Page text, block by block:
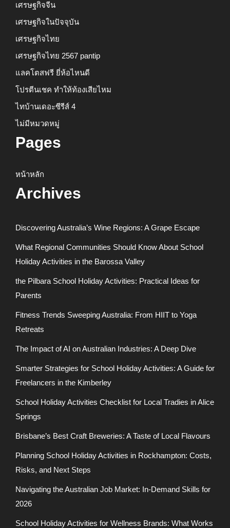
เศรษฐกิจจีน
เศรษฐกิจในปัจจุบัน
เศรษฐกิจไทย
เศรษฐกิจไทย 2567 pantip
แลคโตสฟรี ยี่ห้อไหนดี
โปรตีนเชค ทำให้ท้องเสียไหม
ไทบ้านเดอะซีรีส์ 4
ไม่มีหมวดหมู่
Pages
หน้าหลัก
Archives
Discovering Australia’s Wine Regions: A Grape Escape
What Regional Communities Should Know About School
Holiday Activities in the Barossa Valley
the Pilbara School Holiday Activities: Practical Ideas for
Parents
Fitness Trends Sweeping Australia: From HIIT to Yoga
Retreats
The Impact of AI on Australian Industries: A Deep Dive
Smarter Strategies for School Holiday Activities: A Guide for
Freelancers in the Kimberley
School Holiday Activities Checklist for Local Tradies in Alice
Springs
Brisbane’s Best Craft Breweries: A Taste of Local Flavours
Planning School Holiday Activities in Rockhampton: Costs,
Risks, and Next Steps
Navigating the Australian Job Market: In-Demand Skills for
2026
School Holiday Activities for Wellness Brands: What Works